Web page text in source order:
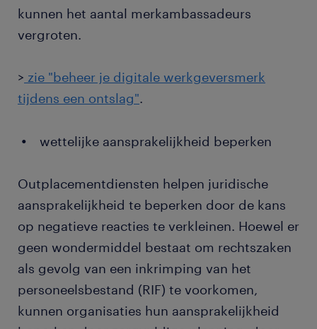
kunnen het aantal merkambassadeurs
vergroten.
> zie "beheer je digitale werkgeversmerk
tijdens een ontslag".
wettelijke aansprakelijkheid beperken
Outplacementdiensten helpen juridische
aansprakelijkheid te beperken door de kans
op negatieve reacties te verkleinen. Hoewel er
geen wondermiddel bestaat om rechtszaken
als gevolg van een inkrimping van het
personeelsbestand (RIF) te voorkomen,
kunnen organisaties hun aansprakelijkheid